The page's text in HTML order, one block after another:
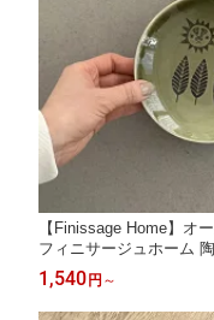
【Finissage Home】オ
フィニサージュホーム
楽天市場店 ヘミングス
1,540円 ～